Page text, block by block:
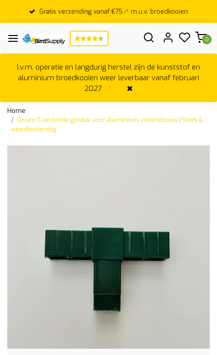
Gratis verzending vanaf €75,-* m.u.v. broedkooien
0
I.v.m. operatie en langdurig herstel zijn de kunststof en
aluminium broedkooien weer leverbaar vanaf februari
2027
Home
Groen T-verbindingsstuk voor aluminium volièrebouw | Sterk &
weerbestendig